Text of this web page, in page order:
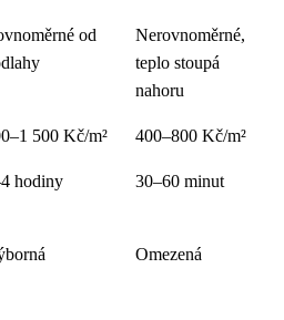
od
Nerovnoměrné,
teplo stoupá
nahoru
500 Kč/m² 400–800 Kč/m²
hodiny 30–60 minut
Omezená